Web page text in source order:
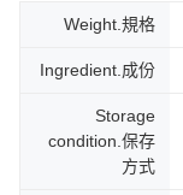
運送方式
冷凍宅配
Weight.規格
Ingredient.成份
Storage
condition.保存
方式